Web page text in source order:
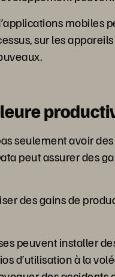
mobiles
sur les
seulement avoir
peut assurer des
des gains de
peuvent installer
d’utilisation à la